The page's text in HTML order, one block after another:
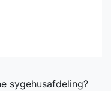
sygehusafdeling?